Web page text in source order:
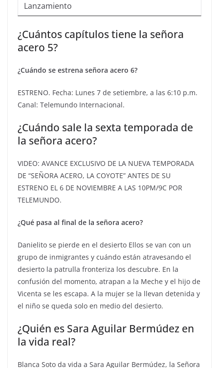
Lanzamiento
¿Cuántos capítulos tiene la señora
acero 5?
¿Cuándo se estrena señora acero 6?
ESTRENO. Fecha: Lunes 7 de setiembre, a las 6:10 p.m.
Canal: Telemundo Internacional.
¿Cuándo sale la sexta temporada de
la señora acero?
VIDEO: AVANCE EXCLUSIVO DE LA NUEVA TEMPORADA
DE “SEÑORA ACERO, LA COYOTE” ANTES DE SU
ESTRENO EL 6 DE NOVIEMBRE A LAS 10PM/9C POR
TELEMUNDO.
¿Qué pasa al final de la señora acero?
Danielito se pierde en el desierto Ellos se van con un
grupo de inmigrantes y cuándo están atravesando el
desierto la patrulla fronteriza los descubre. En la
confusión del momento, atrapan a la Meche y el hijo de
Vicenta se les escapa. A la mujer se la llevan detenida y
el niño se queda solo en medio del desierto.
¿Quién es Sara Aguilar Bermúdez en
la vida real?
Blanca Soto da vida a Sara Aguilar Bermúdez, la Señora